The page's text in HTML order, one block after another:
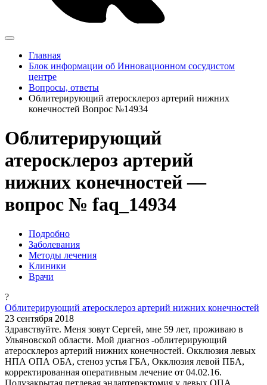
Главная
Блок информации об Инновационном сосудистом
центре
Вопросы, ответы
Облитерирующий атеросклероз артерий нижних
конечностей Вопрос №14934
Облитерирующий
атеросклероз артерий
нижних конечностей —
вопрос № faq_14934
Подробно
Заболевания
Методы лечения
Клиники
Врачи
?
Облитерирующий атеросклероз артерий нижних конечностей
23 сентября 2018
Здравствуйте. Меня зовут Сергей, мне 59 лет, проживаю в
Ульяновской области. Мой диагноз -облитерирующий
атеросклероз артерий нижних конечностей. Окклюзия левых
НПА ОПА ОБА, стеноз устья ГБА, Окклюзия левой ПБА,
корректированная оперативным лечение от 04.02.16.
Полузакрытая петлевая эндартерэктомия у левых ОПА